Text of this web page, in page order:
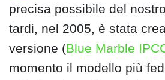
precisa possibile del
tardi, nel 2005, è stata
versione (Blue Marble
momento il modello più